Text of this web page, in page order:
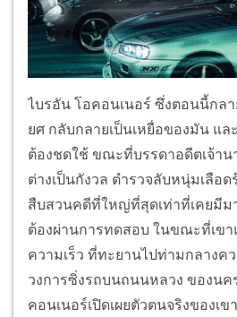
ไบรอัน โอคอนเนอร์ ซึ่งตอนนี้กล
ยศ กลับกลายเป็นเหยื่อของมัน แล
ต้องชดใช้ ขณะที่บรรดาอดีตเจ้าน
ต่างเป็นกังวล ตำรวจลับหนุ่มเลือ
สืบสวนคดีที่ใหญ่ที่สุดเท่าที่เคยมีม
ต้องผ่านการทดสอบ ในขณะที่เขา
ความเร็ว ที่ทะยานไปท่ามกลางค
วงการซิ่งรถบนถนนหลวง ของนค
คอนเนอร์เปิดเผยตัวตนจริงของเ